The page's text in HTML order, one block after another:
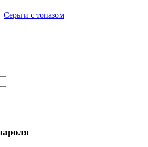
| Серьги с топазом